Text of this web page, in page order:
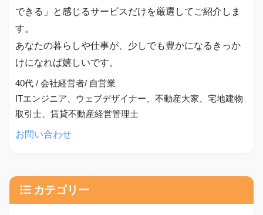
できる」と感じるサービスだけを厳選してご紹介しま
す。
あなたの暮らしや仕事が、少しでも豊かになるきっか
けになれば嬉しいです。
40代 / 会社経営者/ 自営業
ITエンジニア、ウェブデザイナー、不動産大家、宅地建物
取引士、賃貸不動産経営管理士
お問い合わせ
カテゴリー